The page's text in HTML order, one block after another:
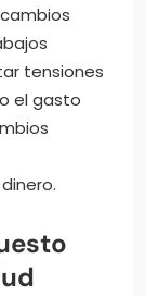
tensiones
el gasto